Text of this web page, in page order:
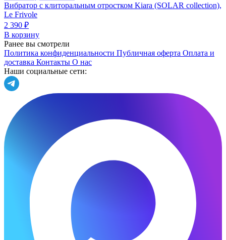
Вибратор с клиторальным отростком Kiara (SOLAR collection),
Le Frivole
2 390 ₽
В корзину
Ранее вы смотрели
Политика конфиденциальности Публичная оферта Оплата и
доставка Контакты О нас
Наши социальные сети: